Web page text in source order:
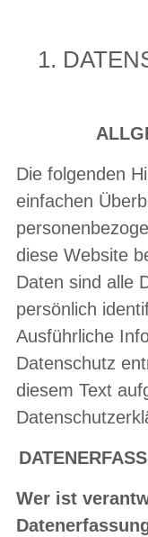
1.
Die folgenden
einfachen
diese Website
Daten sind alle
persönlich
Ausführliche
Datenschutz
diesem Text
Wer ist